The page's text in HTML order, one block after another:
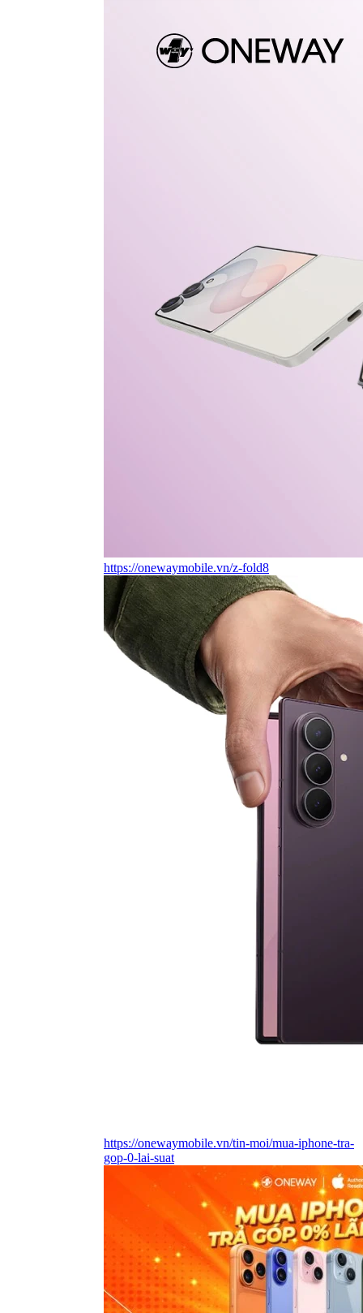
https://onewaymobile.vn/z-fold8
https://onewaymobile.vn/tin-moi/mua-iphone-tra-
gop-0-lai-suat